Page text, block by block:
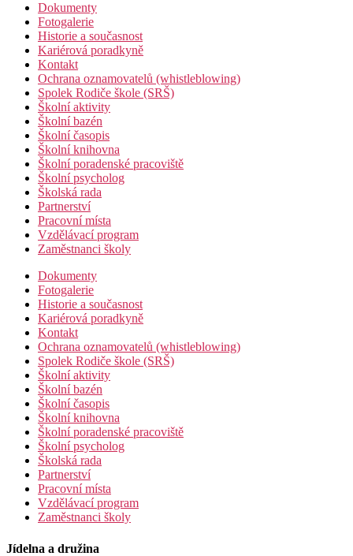
Dokumenty
Fotogalerie
Historie a současnost
Kariérová poradkyně
Kontakt
Ochrana oznamovatelů (whistleblowing)
Spolek Rodiče škole (SRŠ)
Školní aktivity
Školní bazén
Školní časopis
Školní knihovna
Školní poradenské pracoviště
Školní psycholog
Školská rada
Partnerství
Pracovní místa
Vzdělávací program
Zaměstnanci školy
Dokumenty
Fotogalerie
Historie a současnost
Kariérová poradkyně
Kontakt
Ochrana oznamovatelů (whistleblowing)
Spolek Rodiče škole (SRŠ)
Školní aktivity
Školní bazén
Školní časopis
Školní knihovna
Školní poradenské pracoviště
Školní psycholog
Školská rada
Partnerství
Pracovní místa
Vzdělávací program
Zaměstnanci školy
Jídelna a družina